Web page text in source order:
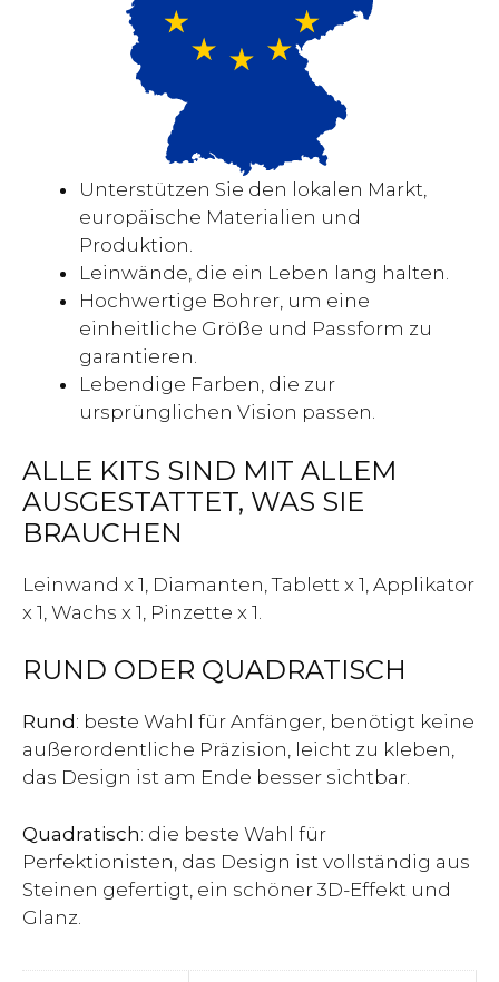
Unterstützen Sie den lokalen Markt,
europäische Materialien und
Produktion.
Leinwände, die ein Leben lang halten.
Hochwertige Bohrer, um eine
einheitliche Größe und Passform zu
garantieren.
Lebendige Farben, die zur
ursprünglichen Vision passen.
ALLE KITS SIND MIT ALLEM
AUSGESTATTET, WAS SIE
BRAUCHEN
Leinwand x 1, Diamanten, Tablett x 1, Applikator
x 1, Wachs x 1, Pinzette x 1.
RUND ODER QUADRATISCH
Rund : beste Wahl für Anfänger, benötigt keine
außerordentliche Präzision, leicht zu kleben,
das Design ist am Ende besser sichtbar.
Quadratisch: die beste Wahl für
Perfektionisten, das Design ist vollständig aus
Steinen gefertigt, ein schöner 3D-Effekt und
Glanz.